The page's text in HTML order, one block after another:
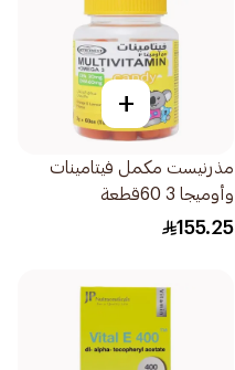
+
مذرنيست مكمل فيتامينات
وأوميجا 3 60قطعة
155.25